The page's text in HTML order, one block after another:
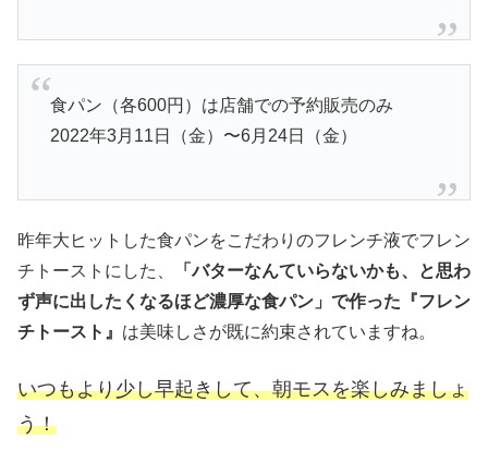
食パン（各600円）は店舗での予約販売のみ
2022年3月11日（金）〜6月24日（金）
昨年大ヒットした食パンをこだわりのフレンチ液でフレン
チトーストにした、
「バターなんていらないかも、と思わ
ず声に出したくなるほど濃厚な食パン」で作った『フレン
チトースト』 は美味しさが既に約束されていますね。
いつもより少し早起きして、朝モスを楽しみましょ
う！